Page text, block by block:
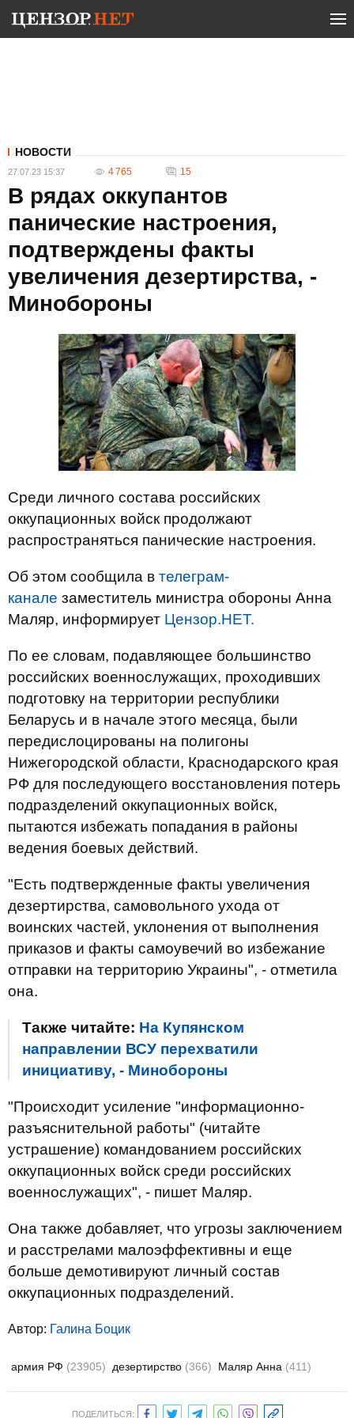
НОВОСТИ
27.07.23 15:37 4 765 15
В рядах оккупантов
панические настроения,
подтверждены факты
увеличения дезертирства, -
Минобороны
Среди личного состава российских
оккупационных войск продолжают
распространяться панические настроения.
Об этом сообщила в телеграм-
канале заместитель министра обороны Анна
Маляр, информирует Цензор.НЕТ.
По ее словам, подавляющее большинство
российских военнослужащих, проходивших
подготовку на территории республики
Беларусь и в начале этого месяца, были
передислоцированы на полигоны
Нижегородской области, Краснодарского края
РФ для последующего восстановления потерь
подразделений оккупационных войск,
пытаются избежать попадания в районы
ведения боевых действий.
"Есть подтвержденные факты увеличения
дезертирства, самовольного ухода от
воинских частей, уклонения от выполнения
приказов и факты самоувечий во избежание
отправки на территорию Украины", - отметила
она.
Также читайте: На Купянском
направлении ВСУ перехватили
инициативу, - Минобороны
"Происходит усиление "информационно-
разъяснительной работы" (читайте
устрашение) командованием российских
оккупационных войск среди российских
военнослужащих", - пишет Маляр.
Она также добавляет, что угрозы заключением
и расстрелами малоэффективны и еще
больше демотивируют личный состав
оккупационных подразделений.
Автор: Галина Боцик
армия РФ (23905) дезертирство (366) Маляр Анна (411)
ПОДЕЛИТЬСЯ: